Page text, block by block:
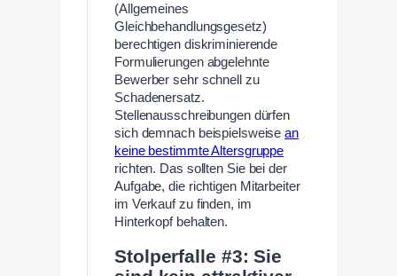
(Allgemeines
Gleichbehandlungsgesetz)
berechtigen diskriminierende
Formulierungen abgelehnte
Bewerber sehr schnell zu
Schadenersatz.
Stellenausschreibungen dürfen
sich demnach beispielsweisean
keine bestimmte Altersgruppe
richten. Das sollten Sie bei der
Aufgabe, die richtigen Mitarbeiter
im Verkauf zu finden, im
Hinterkopf behalten.
Stolperfalle #3: Sie